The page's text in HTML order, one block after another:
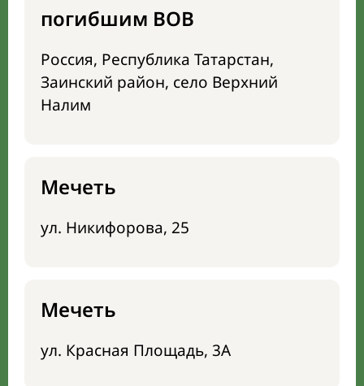
погибшим ВОВ
Россия, Республика Татарстан,
Заинский район, село Верхний
Налим
Мечеть
ул. Никифорова, 25
Мечеть
ул. Красная Площадь, 3А